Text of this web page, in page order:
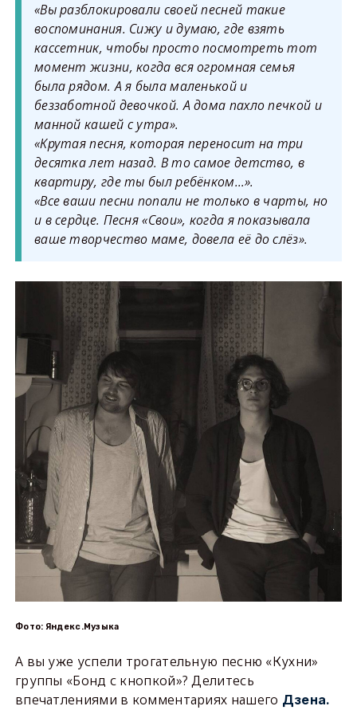
«Вы разблокировали своей песней такие
воспоминания. Сижу и думаю, где взять
кассетник, чтобы просто посмотреть тот
момент жизни, когда вся огромная семья
была рядом. А я была маленькой и
беззаботной девочкой. А дома пахло печкой и
манной кашей с утра».
«Крутая песня, которая переносит на три
десятка лет назад. В то самое детство, в
квартиру, где ты был ребёнком…».
«Все ваши песни попали не только в чарты, но
и в сердце. Песня «Свои», когда я показывала
ваше творчество маме, довела её до слёз».
Фото: Яндекс.Музыка
А вы уже успели трогательную песню «Кухни»
группы «Бонд с кнопкой»? Делитесь
впечатлениями в комментариях нашего Дзена.